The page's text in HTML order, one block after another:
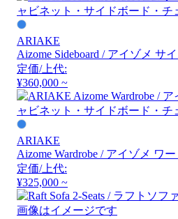
ARIAKE
Aizome Sideboard / アイゾメ サ
定価/上代:
¥360,000 ~
ARIAKE
Aizome Wardrobe / アイゾメ ワ
定価/上代:
¥325,000 ~
画像はイメージです